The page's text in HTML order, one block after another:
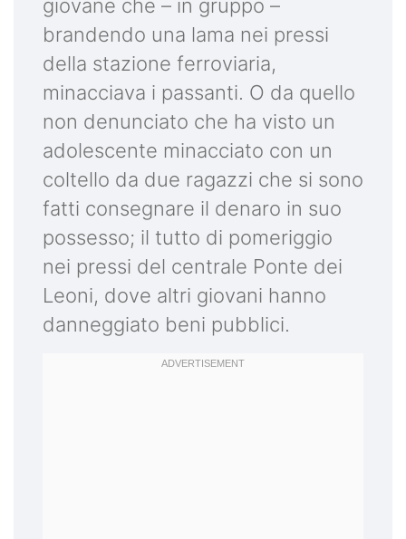
giovane che – in gruppo –
brandendo una lama nei pressi
della stazione ferroviaria,
minacciava i passanti. O da quello
non denunciato che ha visto un
adolescente minacciato con un
coltello da due ragazzi che si sono
fatti consegnare il denaro in suo
possesso; il tutto di pomeriggio
nei pressi del centrale Ponte dei
Leoni, dove altri giovani hanno
danneggiato beni pubblici.